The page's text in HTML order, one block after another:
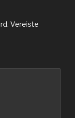
Vereiste